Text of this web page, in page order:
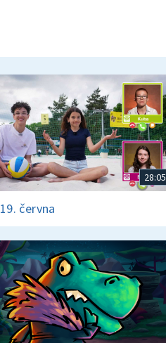
28:05
19. června